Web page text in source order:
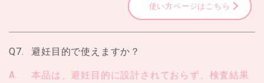
使い方ページはこちら
Q7. 避妊目的で使えますか？
A.
本品は、避妊目的に設計されておらず、検査結果